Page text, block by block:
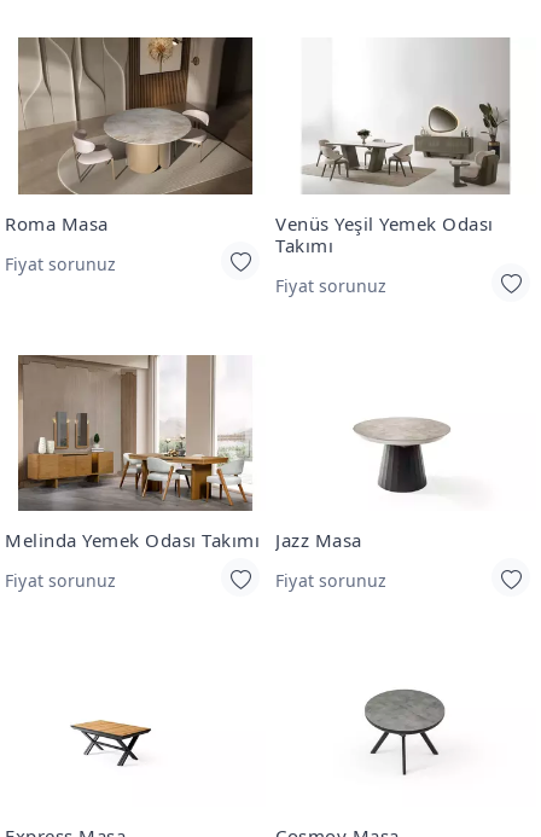
Roma Masa
Fiyat sorunuz
Venüs Yeşil Yemek Odası
Takımı
Fiyat sorunuz
Melinda Yemek Odası Takımı
Fiyat sorunuz
Jazz Masa
Fiyat sorunuz